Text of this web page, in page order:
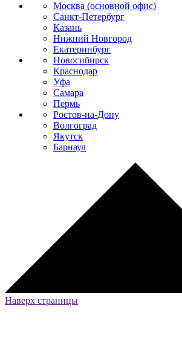
Москва (основной офис)
Санкт-Петербург
Казань
Нижний Новгород
Екатеринбург
Новосибирск
Краснодар
Уфа
Самара
Пермь
Ростов-на-Дону
Волгоград
Якутск
Барнаул
Наверх страницы